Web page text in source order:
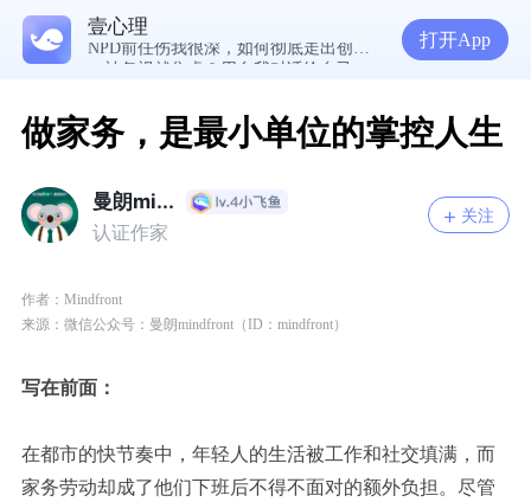
壹心理
一被忽视就焦虑？用自我对话给自己安全感
打开App
做家务，是最小单位的掌控人生
曼朗mi...
认证作家
关注
作者： Mindfront
来源：微信公众号：曼朗mindfront（ID：mindfront）
写在前面：
在都市的快节奏中，年轻人的生活被工作和社交填满，而
家务劳动却成了他们下班后不得不面对的额外负担。尽管